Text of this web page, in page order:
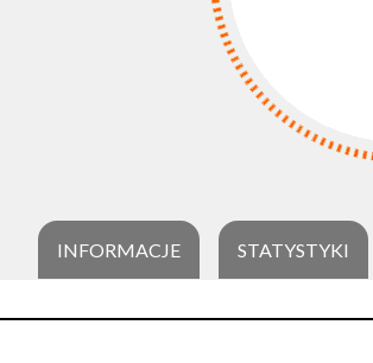
INFORMACJE STATYSTYKI